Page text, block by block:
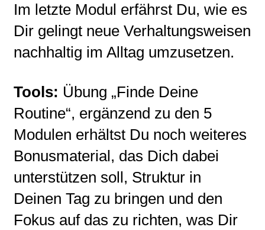
Im letzte Modul erfährst Du, wie es
Dir gelingt neue Verhaltungsweisen
nachhaltig im Alltag umzusetzen.
Tools: Übung „Finde Deine
Routine“, ergänzend zu den 5
Modulen erhältst Du noch weiteres
Bonusmaterial, das Dich dabei
unterstützen soll, Struktur in
Deinen Tag zu bringen und den
Fokus auf das zu richten, was Dir